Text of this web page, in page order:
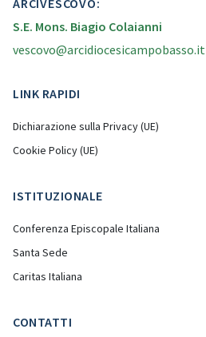
ARCIVESCOVO:
S.E. Mons. Biagio Colaianni
vescovo@arcidiocesicampobasso.it
LINK RAPIDI
Dichiarazione sulla Privacy (UE)
Cookie Policy (UE)
ISTITUZIONALE
Conferenza Episcopale Italiana
Santa Sede
Caritas Italiana
CONTATTI